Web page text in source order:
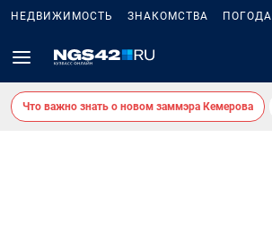
НЕДВИЖИМОСТЬ ЗНАКОМСТВА ПОГОДА
Что важно знать о новом заммэра Кемерова